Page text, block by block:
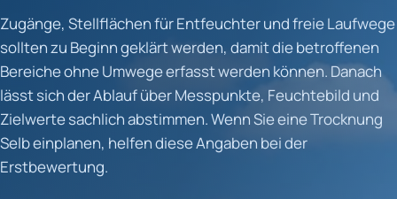
Zugänge, Stellflächen für Entfeuchter und freie Laufwege
sollten zu Beginn geklärt werden, damit die betroffenen
Bereiche ohne Umwege erfasst werden können. Danach
lässt sich der Ablauf über Messpunkte, Feuchtebild und
Zielwerte sachlich abstimmen. Wenn Sie eine Trocknung
Selb einplanen, helfen diese Angaben bei der
Erstbewertung.